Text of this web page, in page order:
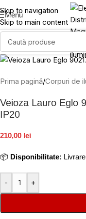
Skip to navigation
Skip to main content
Menu
Prima pagină/Corpuri de
Veioza Lauro Eglo
IP20
210,00 lei
📦 Disponibilitate:
- +